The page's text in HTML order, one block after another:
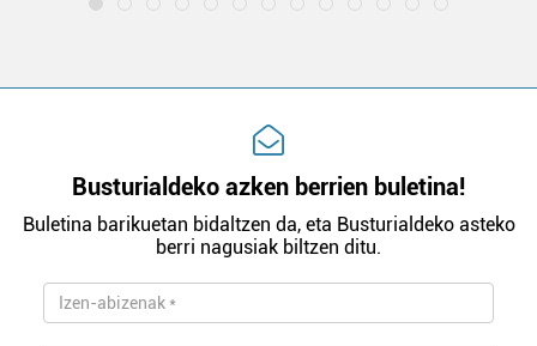
Busturialdeko azken berrien buletina!
Buletina barikuetan bidaltzen da, eta Busturialdeko asteko
berri nagusiak biltzen ditu.